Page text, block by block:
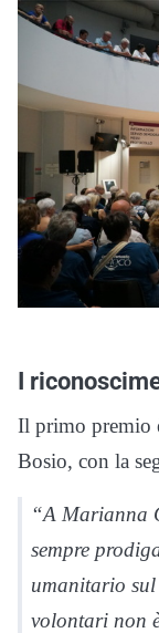
I
Il primo premio
Bosio, con la
“A Marianna
sempre
umanitario
volontari non